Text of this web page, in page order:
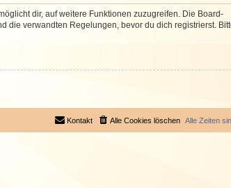
dir, auf weitere Funktionen zuzugreifen. Die Board-
die verwandten Regelungen, bevor du dich registrierst.
Alle Zeiten
Alle Cookies löschen
Kontakt